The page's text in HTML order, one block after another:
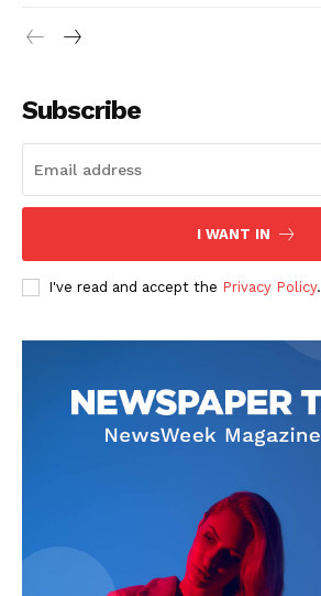
SUSCRIBETE
Nosotros
Subscribe
I WANT IN
I've read and accept the Privacy Policy.